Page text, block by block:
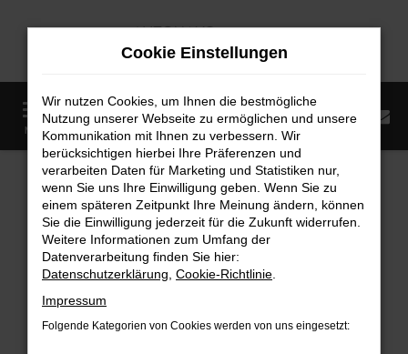
Zum
MENÜ
Startseite Fahrzeugangebote Fahrzeugmarkt
Fahrzeugmarkt
Fehler: Network Error
Beim Laden ist ein Fehler aufgetreten.
Hier sind ein paar Tipps, die dir helfen können:
Cookie Einstellungen
Wir nutzen Cookies, um Ihnen die bestmögliche
Nutzung unserer Webseite zu ermöglichen und unsere
Kommunikation mit Ihnen zu verbessern. Wir
berücksichtigen hierbei Ihre Präferenzen und
verarbeiten Daten für Marketing und Statistiken nur,
wenn Sie uns Ihre Einwilligung geben. Wenn Sie zu
einem späteren Zeitpunkt Ihre Meinung ändern, können
Sie die Einwilligung jederzeit für die Zukunft widerrufen.
Weitere Informationen zum Umfang der
Datenverarbeitung finden Sie hier:
Datenschutzerklärung Cookie-Richtlinie
Impressum
Folgende Kategorien von Cookies werden von uns eingesetzt: